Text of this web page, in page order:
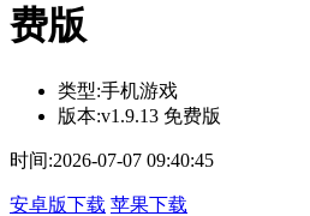
费版
类型:手机游戏
版本:v1.9.13 免费版
时间:2026-07-07 09:40:45
安卓版下载 苹果下载